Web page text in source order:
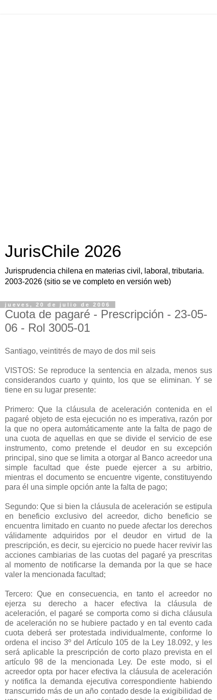
JurisChile 2026
Jurisprudencia chilena en materias civil, laboral, tributaria.
2003-2026 (sitio se ve completo en versión web)
jueves, 20 de julio de 2006
Cuota de pagaré - Prescripción - 23-05-
06 - Rol 3005-01
Santiago, veintitrés de mayo de dos mil seis
VISTOS: Se reproduce la sentencia en alzada, menos sus
considerandos cuarto y quinto, los que se eliminan. Y se
tiene en su lugar presente:
Primero: Que la cláusula de aceleración contenida en el
pagaré objeto de esta ejecución no es imperativa, razón por
la que no opera automáticamente ante la falta de pago de
una cuota de aquellas en que se divide el servicio de ese
instrumento, como pretende el deudor en su excepción
principal, sino que se limita a otorgar al Banco acreedor una
simple facultad que éste puede ejercer a su arbitrio,
mientras el documento se encuentre vigente, constituyendo
para él una simple opción ante la falta de pago;
Segundo: Que si bien la cláusula de aceleración se estipula
en beneficio exclusivo del acreedor, dicho beneficio se
encuentra limitado en cuanto no puede afectar los derechos
válidamente adquiridos por el deudor en virtud de la
prescripción, es decir, su ejercicio no puede hacer revivir las
acciones cambiarias de las cuotas del pagaré ya prescritas
al momento de notificarse la demanda por la que se hace
valer la mencionada facultad;
Tercero: Que en consecuencia, en tanto el acreedor no
ejerza su derecho a hacer efectiva la cláusula de
aceleración, el pagaré se comporta como si dicha cláusula
de aceleración no se hubiere pactado y en tal evento cada
cuota deberá ser protestada individualmente, conforme lo
ordena el inciso 3º del Artículo 105 de la Ley 18.092, y les
será aplicable la prescripción de corto plazo prevista en el
artículo 98 de la mencionada Ley. De este modo, si el
acreedor opta por hacer efectiva la cláusula de aceleración
y notifica la demanda ejecutiva correspondiente habiendo
transcurrido más de un año contado desde la exigibilidad de